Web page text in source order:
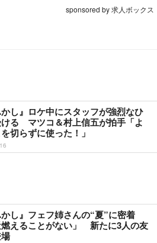
sponsored by 求人ボックス
かし』ロケ中にスタッフが強烈なひ
ける マツコ＆村上信五が拍手「よ
切らずに使った！」
かし』フェフ姉さんの“夏”に密着
燃えることがない」 新たに3人の友